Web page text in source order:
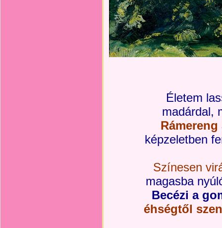
Életem
madárdal,
képzeletben
Színesen
magasba
Becézi a
éhségtől